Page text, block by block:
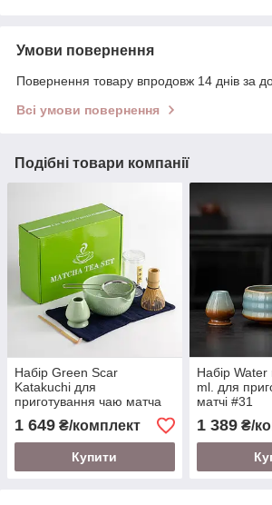
Умови повернення
Повернення товару впродовж 14 днів за
Всі умови повернення
Подібні товари компанії
Набір Green Scar
Katakuchi для
приготування чаю матча
#73 на 6 предметів
1 649 ₴/комплект
Купити
Набір
ml. для
матчі #31
1 389₴/